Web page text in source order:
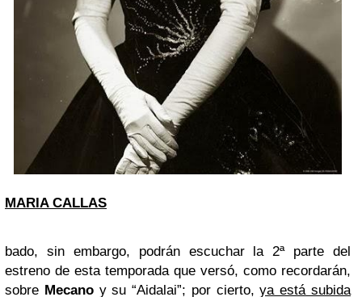
MARIA CALLAS
bado, sin embargo, podrán escuchar la 2ª parte del
estreno de esta temporada que versó, como recordarán,
sobre Mecanoy su “Aidalai”; por cierto,ya está subida